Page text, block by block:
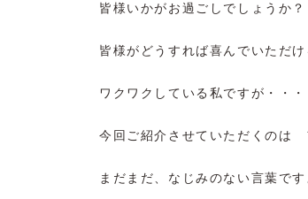
皆様いかがお過ごしでしょうか？
皆様がどうすれば喜んでいただ
ワクワクしている私ですが・・・
今回ご紹介させていただくのは
まだまだ、なじみのない言葉です